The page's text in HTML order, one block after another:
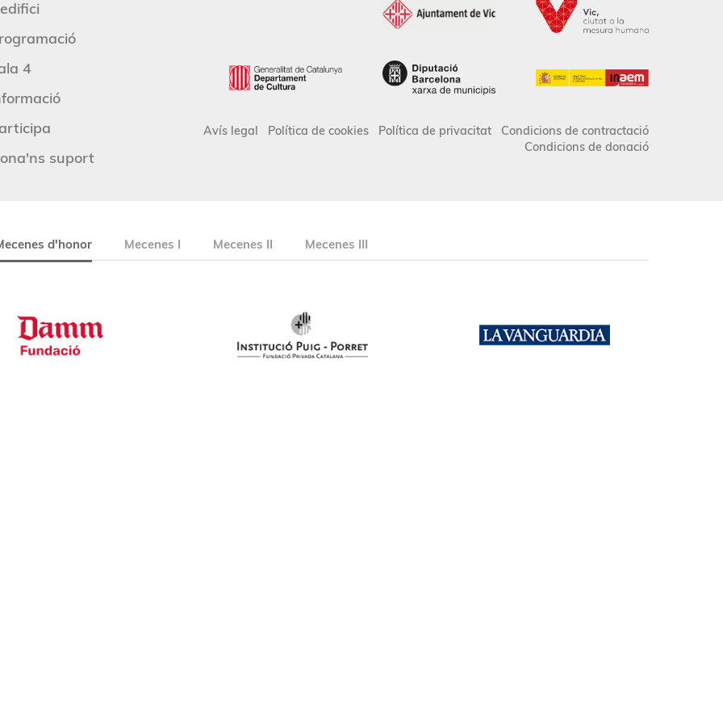
4
suport
Avís legal Política de cookies Política de privacitat
Condicions de contractació
Condicions de donació
d'honor Mecenes I Mecenes II Mecenes III